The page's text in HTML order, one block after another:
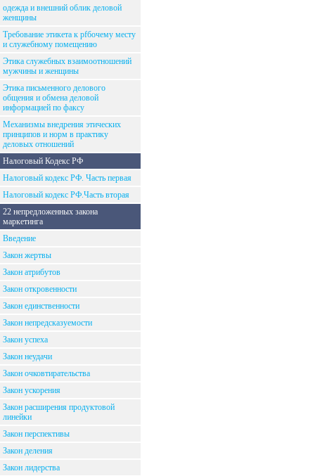
одежда и внешний облик деловой
женщины
Требование этикета к рfбочему месту
и служебному помещению
Этика служебных взаимоотношений
мужчины и женщины
Этика письменного делового
общения и обмена деловой
информацией по факсу
Механизмы внедрения этических
принципов и норм в практику
деловых отношений
Налоговый Кодекс РФ
Налоговый кодекс РФ. Часть первая
Налоговый кодекс РФ.Часть вторая
22 непредложенных закона
маркетинга
Введение
Закон жертвы
Закон атрибутов
Закон откровенности
Закон единственности
Закон непредсказуемости
Закон успеха
Закон неудачи
Закон очковтирательства
Закон ускорения
Закон расширения продуктовой
линейки
Закон перспективы
Закон деления
Закон лидерства